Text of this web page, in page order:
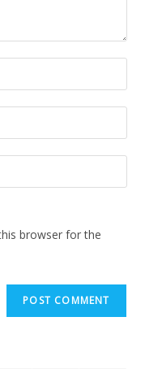
browser for the